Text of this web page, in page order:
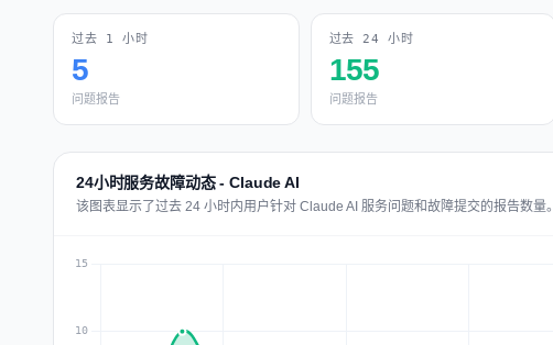
过去 1 小时
5
问题报告
过去 24 小时
155
问题报告
24小时服务故障动态 - Claude AI
该图表显示了过去 24 小时内用户针对 Claude AI 服务问题和故障提交的报告数量。